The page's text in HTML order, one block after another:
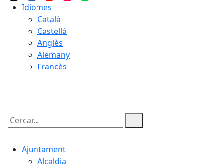
Idiomes
Català
Castellà
Anglès
Alemany
Francès
Cercar:
Ajuntament
Alcaldia